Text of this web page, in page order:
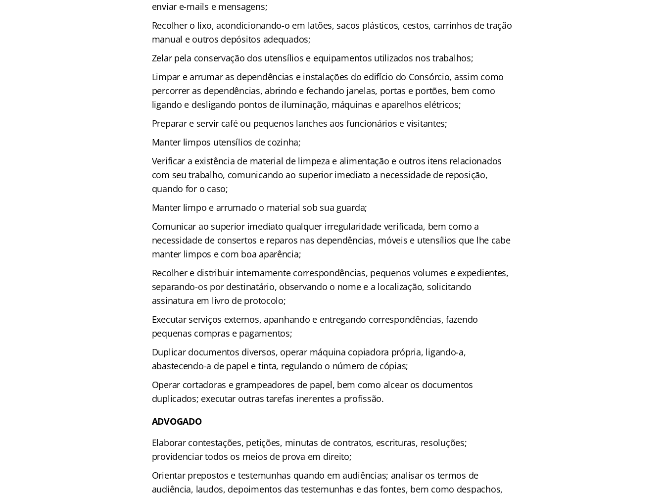
enviar e-mails e mensagens;
Recolher o lixo, acondicionando-o em latões, sacos plásticos, cestos, carrinhos de tração
manual e outros depósitos adequados;
Zelar pela conservação dos utensílios e equipamentos utilizados nos trabalhos;
Limpar e arrumar as dependências e instalações do edifício do Consórcio, assim como
percorrer as dependências, abrindo e fechando janelas, portas e portões, bem como
ligando e desligando pontos de iluminação, máquinas e aparelhos elétricos;
Preparar e servir café ou pequenos lanches aos funcionários e visitantes;
Manter limpos utensílios de cozinha;
Verificar a existência de material de limpeza e alimentação e outros itens relacionados
com seu trabalho, comunicando ao superior imediato a necessidade de reposição,
quando for o caso;
Manter limpo e arrumado o material sob sua guarda;
Comunicar ao superior imediato qualquer irregularidade verificada, bem como a
necessidade de consertos e reparos nas dependências, móveis e utensílios que lhe cabe
manter limpos e com boa aparência;
Recolher e distribuir internamente correspondências, pequenos volumes e expedientes,
separando-os por destinatário, observando o nome e a localização, solicitando
assinatura em livro de protocolo;
Executar serviços externos, apanhando e entregando correspondências, fazendo
pequenas compras e pagamentos;
Duplicar documentos diversos, operar máquina copiadora própria, ligando-a,
abastecendo-a de papel e tinta, regulando o número de cópias;
Operar cortadoras e grampeadores de papel, bem como alcear os documentos
duplicados; executar outras tarefas inerentes a profissão.
ADVOGADO
Elaborar contestações, petições, minutas de contratos, escrituras, resoluções;
providenciar todos os meios de prova em direito;
Orientar prepostos e testemunhas quando em audiências; analisar os termos de
audiência, laudos, depoimentos das testemunhas e das fontes, bem como despachos,